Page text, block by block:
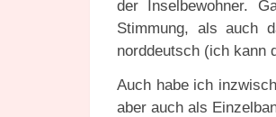
der Inselbewohner.
Stimmung, als auch
norddeutsch (ich kann
Auch habe ich
aber auch als